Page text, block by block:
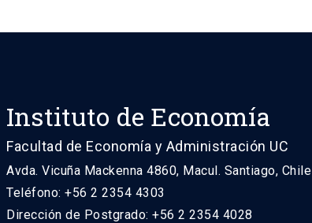
Instituto de Economía
Facultad de Economía y Administración UC
Avda. Vicuña Mackenna 4860, Macul. Santiago, Chile
Teléfono: +56 2 2354 4303
Dirección de Postgrado: +56 2 2354 4028